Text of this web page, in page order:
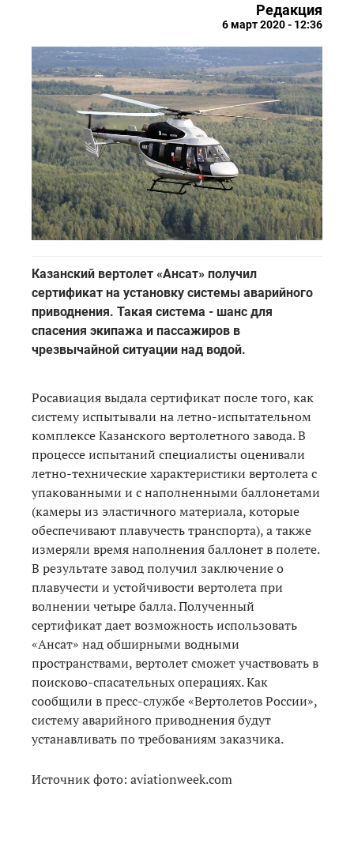
Редакция
6 март 2020 - 12:36
Казанский вертолет «Ансат» получил
сертификат на установку системы аварийного
приводнения. Такая система - шанс для
спасения экипажа и пассажиров в
чрезвычайной ситуации над водой.
Росавиация выдала сертификат после того, как
систему испытывали на летно-испытательном
комплексе Казанского вертолетного завода. В
процессе испытаний специалисты оценивали
летно-технические характеристики вертолета с
упакованными и с наполненными баллонетами
(камеры из эластичного материала, которые
обеспечивают плавучесть транспорта), а также
измеряли время наполнения баллонет в полете.
В результате завод получил заключение о
плавучести и устойчивости вертолета при
волнении четыре балла. Полученный
сертификат дает возможность использовать
«Ансат» над обширными водными
пространствами, вертолет сможет участвовать в
поисково-спасательных операциях. Как
сообщили в пресс-службе «Вертолетов России»,
систему аварийного приводнения будут
устанавливать по требованиям заказчика.
Источник фото: aviationweek.com